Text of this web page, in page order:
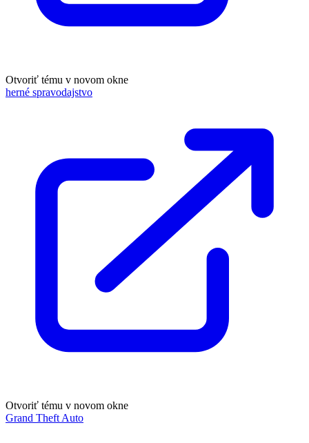
Otvoriť tému v novom okne
herné spravodajstvo
Otvoriť tému v novom okne
Grand Theft Auto